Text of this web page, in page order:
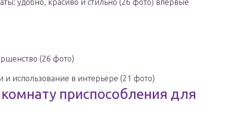
удобно, красиво и стильно (26 фото) впервые
(26 фото)
и использование в интерьере (21 фото)
приспособления для